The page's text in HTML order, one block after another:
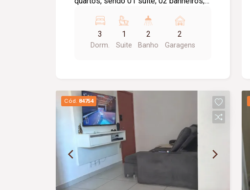
02 vagas de garagem; O condomínio
oferece: Piscina; Academia; Salão de
festas; Espaço gourmet; Playground;
Condomínio com lazer completo,
proporcionando conforto, praticidade e
qualidade de vida.
3
Dorm.
1
Suite
2
Banho
2
Garagens
Cód. 84754